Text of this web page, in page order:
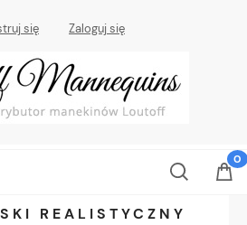
się Zaloguj się
REALISTYCZNY